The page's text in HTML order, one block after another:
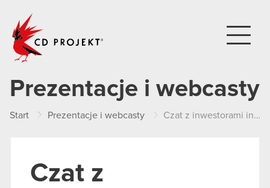
Prezentacje i webcasty
Start Prezentacje i webcasty Czat z inwestorami indywidualnymi – 22 marca 2018 r.
Czat z